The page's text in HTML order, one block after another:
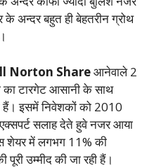
अन्दर बहुत ही बेहतरीन ग्रोथ
Norton Shareआनेवाले 2
टारगेट आसानी के साथ
हैं। इसमें निवेशकों को 2010
सलाह देते हुवे नजर आया
शेयर में लगभग 11% की
उम्मीद की जा रही हैं।